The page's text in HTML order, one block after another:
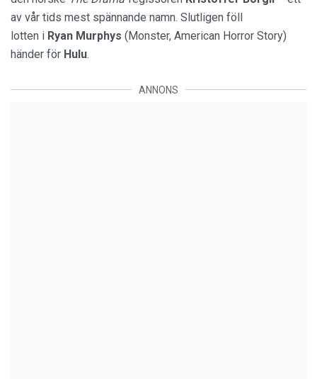
av vår tids mest spännande namn. Slutligen föll
lotten i Ryan Murphys (Monster, American Horror Story)
händer för Hulu.
ANNONS